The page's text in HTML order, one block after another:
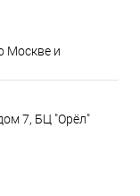
Москве и
7, БЦ "Орёл"